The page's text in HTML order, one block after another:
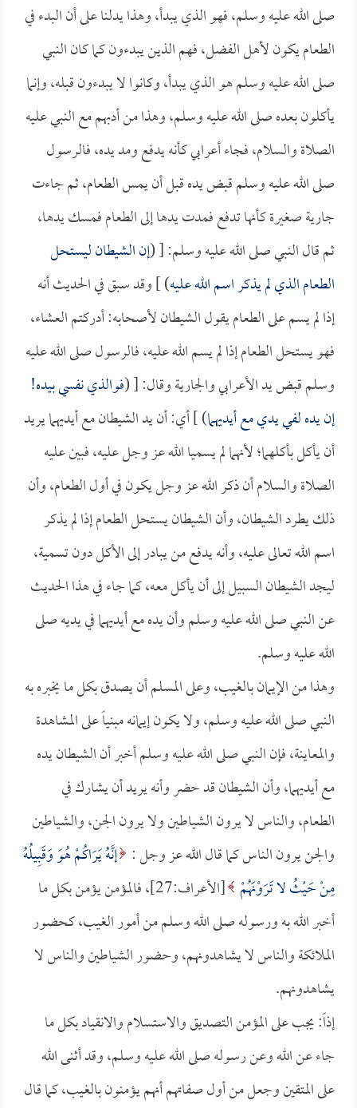
صلى الله عليه وسلم، فهو الذي يبدأ، وهذا يدلنا على أن البدء في
الطعام يكون لأهل الفضل، فهم الذين يبدءون كما كان النبي
صلى الله عليه وسلم هو الذي يبدأ، وكانوا لا يبدءون قبله، وإنما
يأكلون بعده صلى الله عليه وسلم، وهذا من أدبهم مع النبي عليه
الصلاة والسلام، فجاء أعرابي كأنه يدفع ومد يده، فالرسول
صلى الله عليه وسلم قبض يده قبل أن يمس الطعام، ثم جاءت
جارية صغيرة كأنها تدفع فمدت يدها إلى الطعام فمسك يدها،
ثم قال النبي صلى الله عليه وسلم: [ (إن الشيطان ليستحل
الطعام الذي لم يذكر اسم الله عليه) ] وقد سبق في الحديث أنه
إذا لم يسم على الطعام يقول الشيطان لأصحابه: أدركتم العشاء،
فهو يستحل الطعام إذا لم يسم الله عليه، فالرسول صلى الله عليه
وسلم قبض يد الأعرابي والجارية وقال: [ (فوالذي نفسي بيده!
إن يده لفي يدي مع أيديهما) ] أي: أن يد الشيطان مع أيديهما يريد
أن يأكل بأكلهما؛ لأنهما لم يسميا الله عز وجل عليه، فبين عليه
الصلاة والسلام أن ذكر الله عز وجل يكون في أول الطعام، وأن
ذلك يطرد الشيطان، وأن الشيطان يستحل الطعام إذا لم يذكر
اسم الله تعالى عليه، وأنه يدفع من يبادر إلى الأكل دون تسمية،
ليجد الشيطان السبيل إلى أن يأكل معه، كما جاء في هذا الحديث
عن النبي صلى الله عليه وسلم وأن يده مع أيديهما في يديه صلى
الله عليه وسلم.
وهذا من الإيمان بالغيب، وعلى المسلم أن يصدق بكل ما يخبره به
النبي صلى الله عليه وسلم، ولا يكون إيمانه مبنياً على المشاهدة
والمعاينة، فإن النبي صلى الله عليه وسلم أخبر أن الشيطان يده
مع أيديهما، وأن الشيطان قد حضر وأنه يريد أن يشارك في
الطعام، والناس لا يرون الشياطين ولا يرون الجن، والشياطين
والجن يرون الناس كما قال الله عز وجل : إنَّهُ يَرَاكُمْ هُوَ وَقَبِيلُهُ
مِنْ حَيْثُ لا تَرَوْنَهُمْ
[الأعراف:27]، فالمؤمن يؤمن بكل ما
أخبر الله به ورسوله صلى الله وسلم من أمور الغيب، كحضور
الملائكة والناس لا يشاهدونهم، وحضور الشياطين والناس لا
يشاهدونهم.
إذاً: يجب على المؤمن التصديق والاستسلام والانقياد بكل ما
جاء عن الله وعن رسوله صلى الله عليه وسلم، وقد أثنى الله
على المتقين وجعل من أول صفاتهم أنهم يؤمنون بالغيب، كما قال